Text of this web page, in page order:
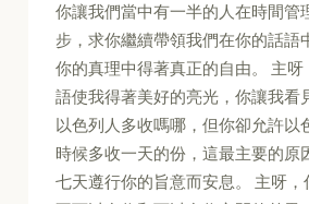
你讓我們當中有一半的人在時間管
步，求你繼續帶領我們在你的話語
你的真理中得著真正的自由。 主
語使我得著美好的亮光，你讓我看
以色列人多收嗎哪，但你卻允許以
時候多收一天的份，這最主要的原
七天遵行你的旨意而安息。 主呀，